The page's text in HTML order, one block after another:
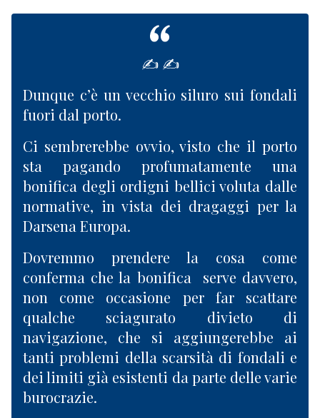
✍ ✍
Dunque c’è un vecchio siluro sui fondali
fuori dal porto.
Ci sembrerebbe ovvio, visto che il porto
sta pagando profumatamente una
bonifica degli ordigni bellici voluta dalle
normative, in vista dei dragaggi per la
Darsena Europa.
Dovremmo prendere la cosa come
conferma che la bonifica
serve davvero,
non come occasione per far scattare
qualche sciagurato divieto di
navigazione, che si aggiungerebbe ai
tanti problemi della scarsità di fondali e
dei limiti già esistenti da parte delle varie
burocrazie.